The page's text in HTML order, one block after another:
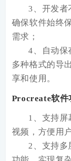
3、开发者
确保软件始终
需求；
4、自动保
多种格式的导
享和使用。
Procreate软件
1、支持屏
视频，方便用
2、支持多